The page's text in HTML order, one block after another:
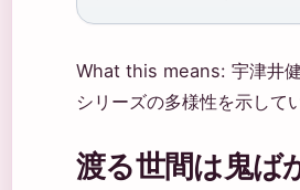
What this means: 宇津井
シリーズの多様性を示して
渡る世間は鬼ば